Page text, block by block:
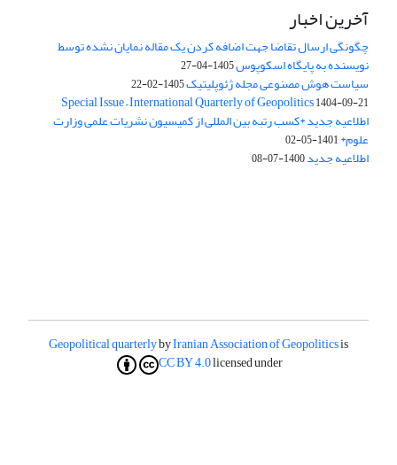
آخرین اخبار
چگونگی ارسال تقاضا جهت اضافه کردن یک مقاله نمایان نشده توسط
نویسنده به پایگاه اسکوپوس1405-04-27
سیاست هوش مصنوعی مجله ژئوپلیتیک1405-02-22
Special Issue – International Quarterly of Geopolitics1404-09-21
اطلاعیه جدید *کسب رتبه بین المللی از کمیسیون نشریات علمی وزارت
علوم*1401-05-02
اطلاعیه جدید1400-07-08
Geopolitical quarterlybyIranian Association of Geopoliticsis
licensed under
CC BY 4.0